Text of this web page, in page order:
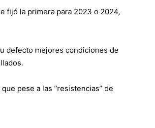
fijó la primera para 2023 o 2024,
defecto mejores condiciones de
pese a las “resistencias” de